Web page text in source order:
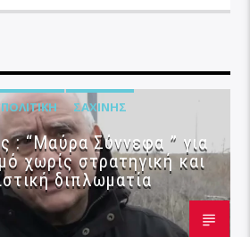
ΠΟΛΙΤΙΚΉ ΣΑΧΊΝΗΣ
: “Μαύρα Σύννεφα ” για
χωρίς στρατηγική και
διπλωματία